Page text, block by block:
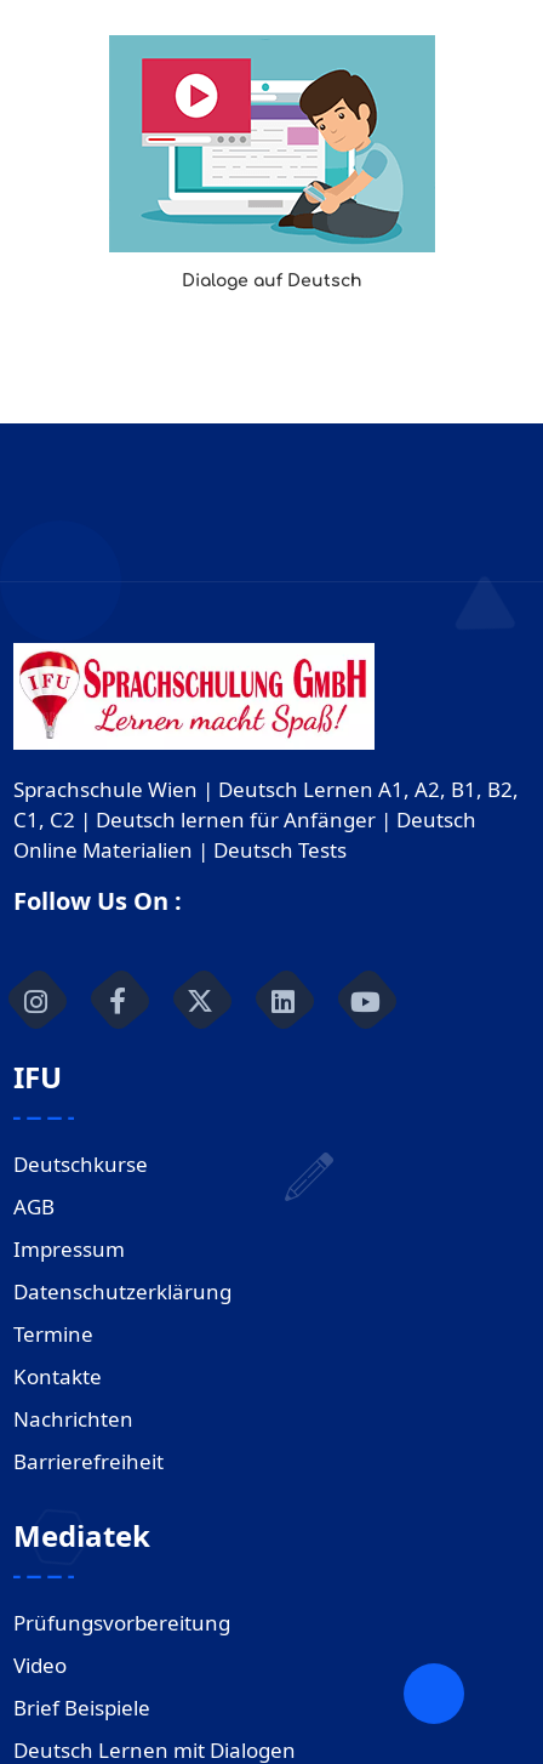
Dialoge auf Deutsch
Sprachschule Wien | Deutsch Lernen A1, A2, B1, B2,
C1, C2 | Deutsch lernen für Anfänger | Deutsch
Online Materialien | Deutsch Tests
Follow Us On :
IFU
Deutschkurse
AGB
Impressum
Datenschutzerklärung
Termine
Kontakte
Nachrichten
Barrierefreiheit
Mediatek
Prüfungsvorbereitung
Video
Brief Beispiele
Deutsch Lernen mit Dialogen